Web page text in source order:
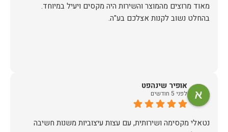
מאוד מרוצים מהמוצר והשירות היה מקסים ויעיל במיוחד.
בהחלט נשוב לקנות אצלכם בע"ה.
אופיר שינהפט
לפני 5 חודשים
נטאלי מקסימה ושירותית, עם עצות עיצוביות משנות חשיבה